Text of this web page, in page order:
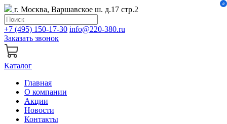
г. Москва, Варшавское ш. д.17 стр.2
+7 (495) 150-17-30 info@220-380.ru
Заказать звонок
0
Каталог
Главная
О компании
Акции
Новости
Контакты